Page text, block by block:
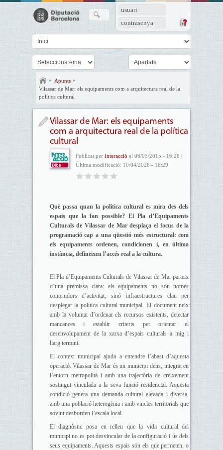
usuari
contrasenya
Apunts
Vilassar de Mar: els equipaments com a arquitectura real de la
política cultural
Vilassar de Mar: els equipaments
com a arquitectura real de la política
cultural
Publicat per Interacció el 06/05/2015 - 16:28 |
Última modificació: 10/04/2026 - 16:29
Què passa quan la política cultural es mira des dels
espais que la fan possible? El Pla d’Equipaments
Culturals de Vilassar de Mar desplaça el focus de la
programació cap a una qüestió més estructural: com
els equipaments ordenen, condicionen i, en última
instància, defineixen l’accés real a la cultura.
El Pla d’Equipaments Culturals de Vilassar de Mar parteix
d’una premissa clara: els equipaments no són només
contenidors d’activitat, sinó infraestructures clau per
desplegar la política cultural municipal. El document neix
amb la voluntat d’ordenar els recursos existents, detectar
mancances i establir criteris per orientar el
desenvolupament de la xarxa d’espais culturals a mig i
llarg termini.
El context municipal ajuda a entendre l’abast d’aquesta
operació. Vilassar de Mar és un municipi dens, integrat en
l’entorn metropolità i amb una trajectòria de creixement
sostingut vinculada a la seva funció residencial. Aquesta
condició genera una demanda cultural elevada i diversa,
amb una població heterogènia i amb vincles territorials que
sovint desborden l’escala local.
El diagnòstic posa en relleu que la vida cultural del
municipi no es pot desvincular de la configuració i ús dels
seus equipaments. Aquests espais són els que permeten, o